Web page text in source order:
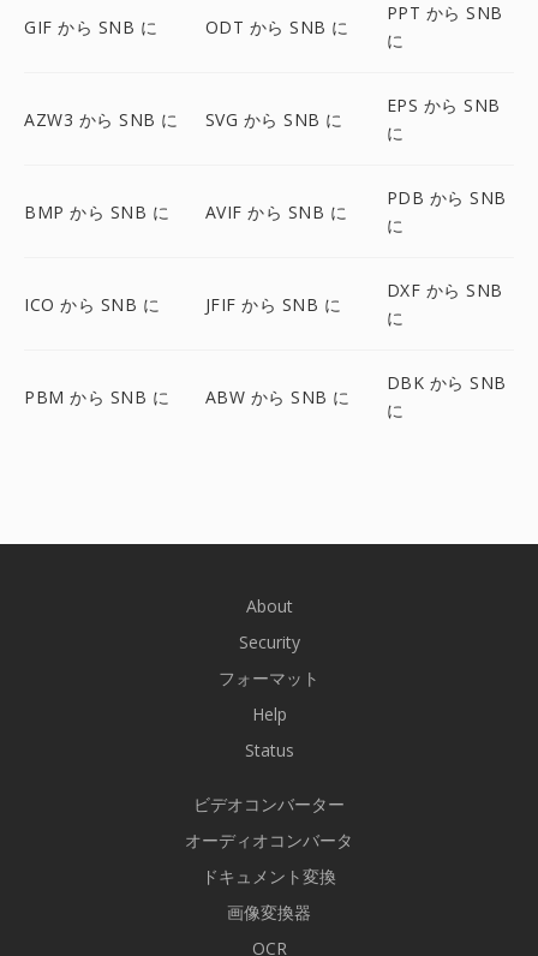
GIF から SNB に ODT から SNB に
PPT から SNB
に
AZW3 から SNB に SVG から SNB に
EPS から SNB
に
BMP から SNB に AVIF から SNB に
PDB から SNB
に
ICO から SNB に JFIF から SNB に
DXF から SNB
に
PBM から SNB に ABW から SNB に
DBK から SNB
に
About
Security
フォーマット
Help
Status
ビデオコンバーター
オーディオコンバータ
ドキュメント変換
画像変換器
OCR